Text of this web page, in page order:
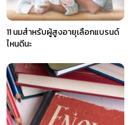
11 นมสำหรับผู้สูงอายุเลือกแบรนด์
ไหนดีนะ